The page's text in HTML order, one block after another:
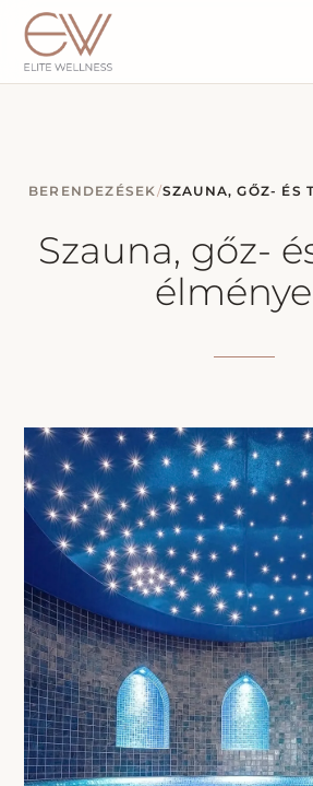
BERENDEZÉSEK/SZAUNA, GŐZ- ÉS
Szauna, gőz-